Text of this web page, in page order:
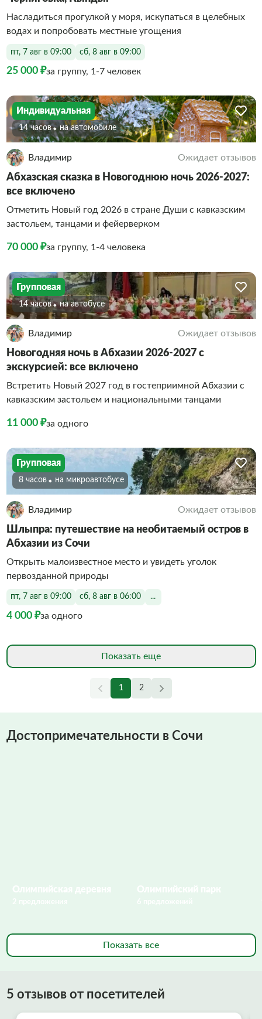
Насладиться прогулкой у моря, искупаться в целебных
водах и попробовать местные угощения
пт, 7 авг в 09:00 сб, 8 авг в 09:00
25 000 ₽за группу, 1-7 человек
Индивидуальная
14 часов На автомобиле
Владимир Ожидает отзывов
Абхазская сказка в Новогоднюю ночь 2026-2027:
все включено
Отметить Новый год 2026 в стране Души с кавказским
застольем, танцами и фейерверком
70 000 ₽за группу, 1-4 человека
Групповая
14 часов На автобусе
Владимир Ожидает отзывов
Новогодняя ночь в Абхазии 2026-2027 с
экскурсией: все включено
Встретить Новый 2027 год в гостеприимной Абхазии с
кавказским застольем и национальными танцами
11 000 ₽за одного
Групповая
8 часов На микроавтобусе
Владимир Ожидает отзывов
Шлыпра: путешествие на необитаемый остров в
Абхазии из Сочи
Открыть малоизвестное место и увидеть уголок
первозданной природы
пт, 7 авг в 09:00 сб, 8 авг в 06:00 ...
4 000 ₽за одного
Показать еще
1 2
Достопримечательности в Сочи
Показать все
5 отзывов от посетителей